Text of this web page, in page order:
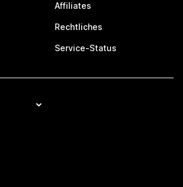
Affiliates
Rechtliches
Service-Status